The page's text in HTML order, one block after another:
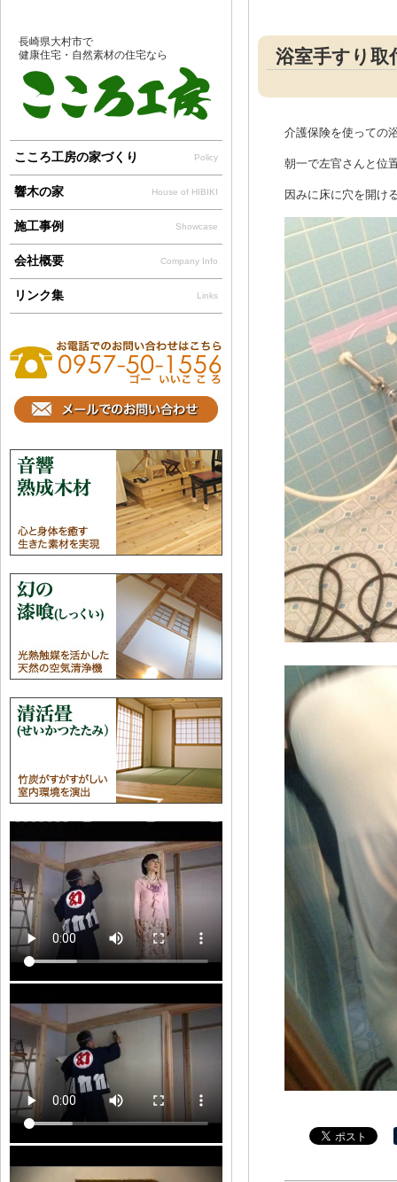
浴室手すり取
介護保険を使っての
朝一で左官さんと位
因みに床に穴を開け
長崎県大村市で
健康住宅・自然素材の住宅なら
こころ工房の家づくり Policy
響木の家 House of HIBIKI
施工事例 Showcase
会社概要 Company Info
リンク集 Links